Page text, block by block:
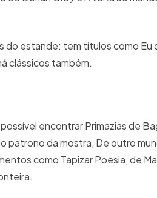
do estande: tem títulos como Eu
clássicos também.
encontrar Primazias de
patrono da mostra, De outro
como Tapizar Poesia, de